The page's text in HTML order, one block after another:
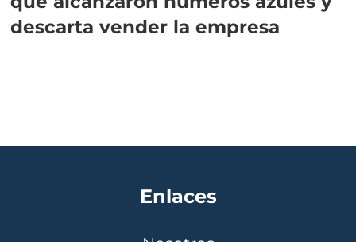
descarta vender la empresa
Enlaces